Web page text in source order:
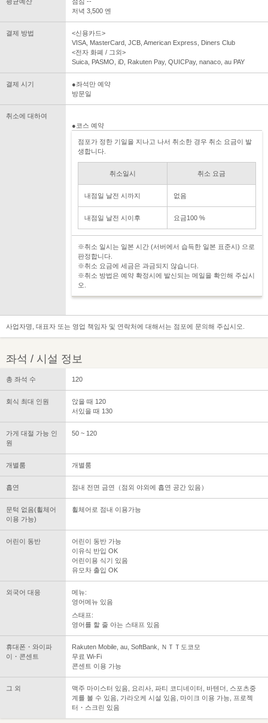
저녁 3,500 엔
결제 방법
<신용카드>
VISA, MasterCard, JCB, American Express, Diners Club
<전자 화폐 / 그외>
Suica, PASMO, iD, Rakuten Pay, QUICPay, nanaco, au PAY
결제 시기
●좌석만 예약
방문일
취소에 대하여
●코스 예약
점포가 정한 기일을 지나고 나서 취소한 경우 취소 요금이 발
생합니다.
취소일시 취소 요금
내점일 날전 시까지 없음
내점일 날전 시이후 요금100 %
※취소 일시는 일본 시간 (서버에서 습득한 일본 표준시) 으로
판정합니다.
※취소 요금에 세금은 과금되지 않습니다.
※취소 방법은 예약 확정시에 발신되는 메일을 확인해 주십시
오.
사업자명, 대표자 또는 영업 책임자 및 연락처에 대해서는 점포에 문의해 주십시오.
좌석 / 시설 정보
총 좌석 수 120
회식 최대 인원
앉을 때 120
서있을 때 130
가게 대절 가능 인
원
50 ~ 120
개별룸 개별룸
흡연 점내 전면 금연（점외 야외에 흡연 공간 있음）
문턱 없음(휠체어
이용 가능)
휠체어로 점내 이용가능
어린이 동반
어린이 동반 가능
이유식 반입 OK
어린이용 식기 있음
유모차 출입 OK
외국어 대응
메뉴:
영어메뉴 있음
스태프:
영어를 할 줄 아는 스태프 있음
휴대폰・와이파
이・콘센트
Rakuten Mobile, au, SoftBank, ＮＴＴ도코모
무료 Wi-Fi
콘센트 이용 가능
그 외
맥주 마이스터 있음, 요리사, 파티 코디네이터, 바텐더, 스포츠중
계를 볼 수 있음, 가라오케 시설 있음, 마이크 이용 가능, 프로젝
터・스크린 있음